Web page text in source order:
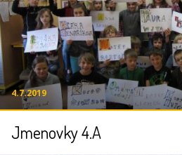
4.7.2019
Jmenovky 4.A